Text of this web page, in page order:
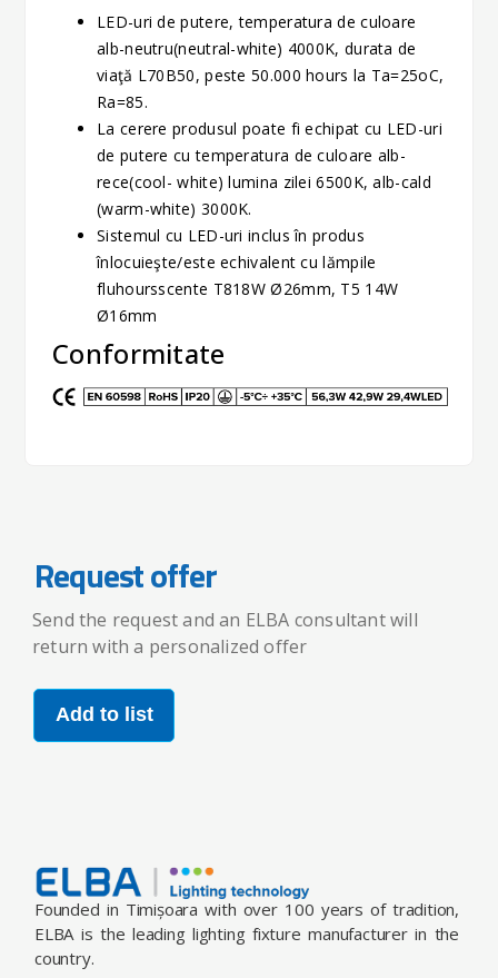
LED-uri de putere, temperatura de culoare
alb-neutru(neutral-white) 4000K, durata de
viaţă L70B50, peste 50.000 hours la Ta=25oC,
Ra=85.
La cerere produsul poate fi echipat cu LED-uri
de putere cu temperatura de culoare alb-
rece(cool- white) lumina zilei 6500K, alb-cald
(warm-white) 3000K.
Sistemul cu LED-uri inclus în produs
înlocuieşte/este echivalent cu lămpile
fluhoursscente T818W Ø26mm, T5 14W
Ø16mm
Conformitate
Request offer
Send the request and an ELBA consultant will
return with a personalized offer
Add to list
Founded in Timișoara with over 100 years of tradition,
ELBA is the leading lighting fixture manufacturer in the
country.